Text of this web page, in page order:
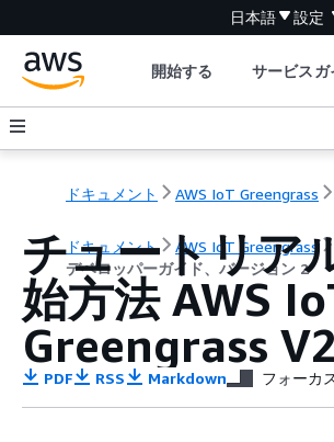
日本語 設定
開始する サービスガ
ドキュメント AWS IoT Greengrass
ドキュメント
AWS IoT Greengrass
デベロッパーガイド、バージョン 2
チュートリア
始方法 AWS
Greengrass V2
PDF RSS Markdown フォーカ